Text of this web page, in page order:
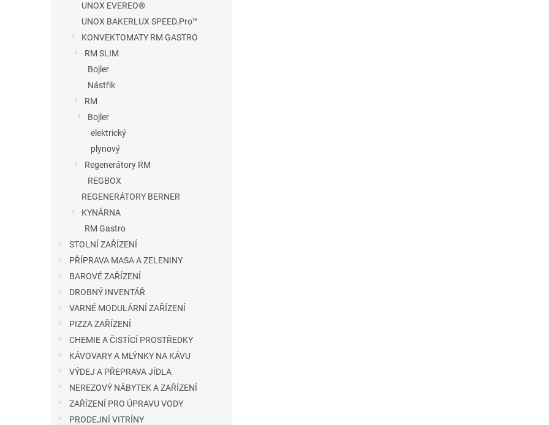
UNOX EVEREO®
UNOX BAKERLUX SPEED.Pro™
KONVEKTOMATY RM GASTRO
RM SLIM
Bojler
Nástřik
RM
Bojler
elektrický
plynový
Regenerátory RM
REGBOX
REGENERÁTORY BERNER
KYNÁRNA
RM Gastro
STOLNÍ ZAŘÍZENÍ
PŘÍPRAVA MASA A ZELENINY
BAROVÉ ZAŘÍZENÍ
DROBNÝ INVENTÁŘ
VARNÉ MODULÁRNÍ ZAŘÍZENÍ
PIZZA ZAŘÍZENÍ
CHEMIE A ČISTÍCÍ PROSTŘEDKY
KÁVOVARY A MLÝNKY NA KÁVU
VÝDEJ A PŘEPRAVA JÍDLA
NEREZOVÝ NÁBYTEK A ZAŘÍZENÍ
ZAŘÍZENÍ PRO ÚPRAVU VODY
PRODEJNÍ VITRÍNY